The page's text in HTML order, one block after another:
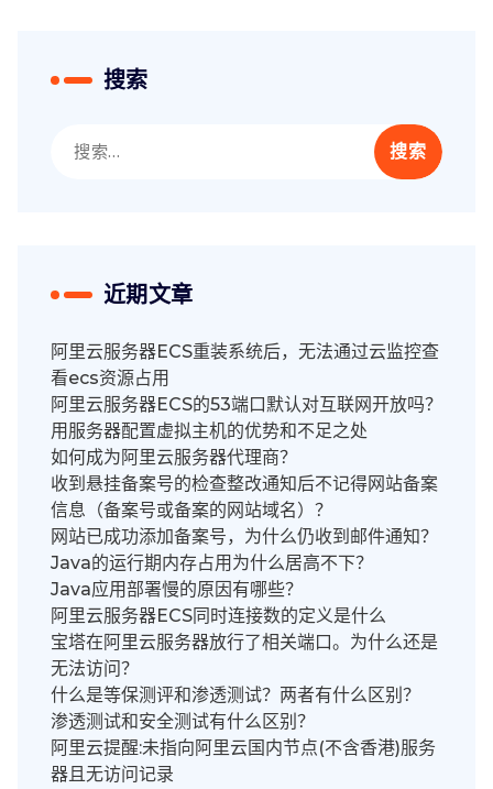
搜索
索：
近期文章
阿里云服务器ECS重装系统后，无法通过云监控查
看ecs资源占用
阿里云服务器ECS的53端口默认对互联网开放吗？
用服务器配置虚拟主机的优势和不足之处
如何成为阿里云服务器代理商？
收到悬挂备案号的检查整改通知后不记得网站备案
信息（备案号或备案的网站域名）？
网站已成功添加备案号，为什么仍收到邮件通知？
Java的运行期内存占用为什么居高不下？
Java应用部署慢的原因有哪些？
阿里云服务器ECS同时连接数的定义是什么
宝塔在阿里云服务器放行了相关端口。为什么还是
无法访问？
什么是等保测评和渗透测试？两者有什么区别？
渗透测试和安全测试有什么区别？
阿里云提醒:未指向阿里云国内节点(不含香港)服务
器且无访问记录